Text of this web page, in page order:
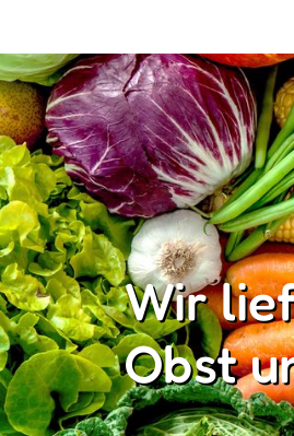
Wir
Obst